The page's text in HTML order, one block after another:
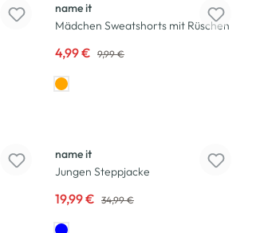
name it
Mädchen Sweatshorts mit Rüschen
4,99 € 9,99 €
name it
Jungen Steppjacke
19,99 € 34,99 €